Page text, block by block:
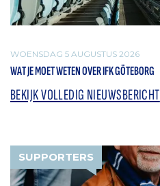
WOENSDAG 5 AUGUSTUS 2026
WAT JE MOET WETEN OVER IFK GÖTEBORG
BEKIJK VOLLEDIG NIEUWSBERICHT
SUPPORTERS